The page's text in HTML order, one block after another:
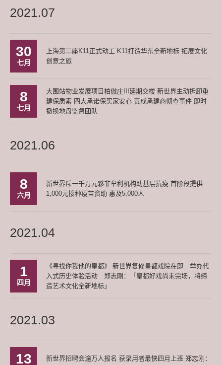
2021.07
30
七月
上海第二座K11正式动工 K11打造华东全新地标 拓展文化
创意之旅
8
七月
大围站物业发展项目柏傲庄III延期交楼 新世界主动拆卸重
建保质素 四大承诺保买家安心 责成承建商彻查事件 即时
撤换地盘监督团队
2021.06
8
六月
新世界斥一千万元夥非牟利机构助基层抗疫 首阶段提供
1,000元接种疫苗资助 惠及5,000人
2021.04
1
四月
《寻找你我他的皇都》 新世界复修皇都戏院在即 举办代
入式历史体验活动 郑志刚：「皇都好戏尚未完场，将缔
造艺术文化全新地标」
2021.03
13
新世界招聘会逾万人报名 获录用者最快四月上班 郑志刚：